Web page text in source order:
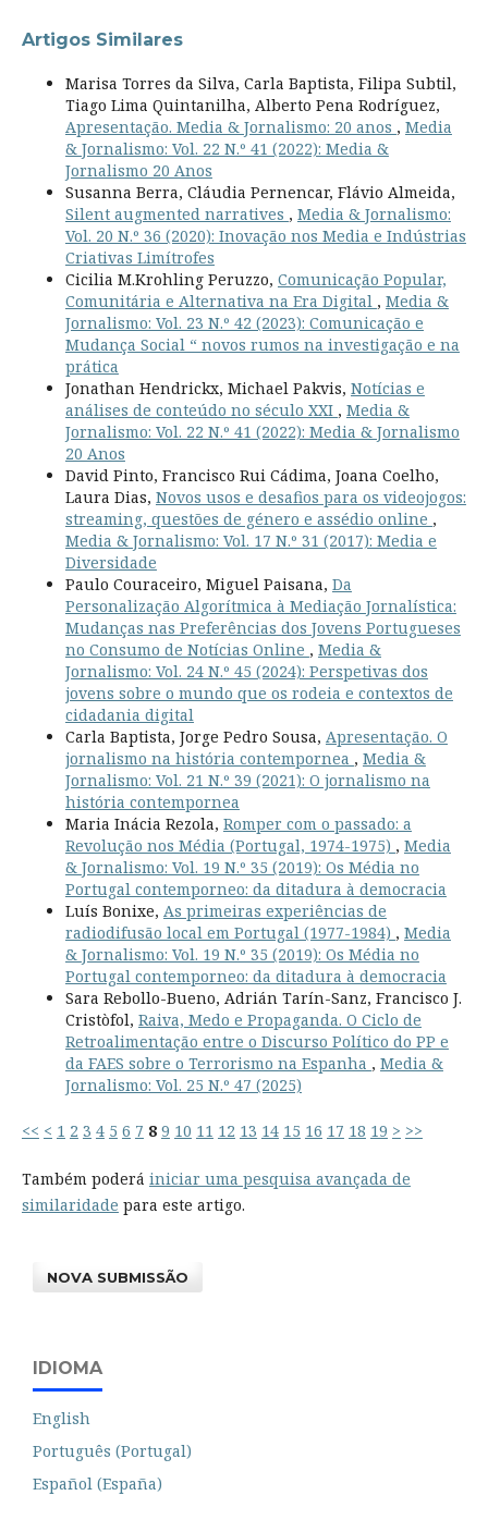
Artigos Similares
Marisa Torres da Silva, Carla Baptista, Filipa Subtil,
Tiago Lima Quintanilha, Alberto Pena Rodríguez,
Apresentação. Media & Jornalismo: 20 anos , Media
& Jornalismo: Vol. 22 N.º 41 (2022): Media &
Jornalismo 20 Anos
Susanna Berra, Cláudia Pernencar, Flávio Almeida,
Silent augmented narratives , Media & Jornalismo:
Vol. 20 N.º 36 (2020): Inovação nos Media e Indústrias
Criativas Limítrofes
Cicilia M.Krohling Peruzzo, Comunicação Popular,
Comunitária e Alternativa na Era Digital , Media &
Jornalismo: Vol. 23 N.º 42 (2023): Comunicação e
Mudança Social “ novos rumos na investigação e na
prática
Jonathan Hendrickx, Michael Pakvis, Notícias e
análises de conteúdo no século XXI , Media &
Jornalismo: Vol. 22 N.º 41 (2022): Media & Jornalismo
20 Anos
David Pinto, Francisco Rui Cádima, Joana Coelho,
Laura Dias, Novos usos e desafios para os videojogos:
streaming, questões de género e assédio online ,
Media & Jornalismo: Vol. 17 N.º 31 (2017): Media e
Diversidade
Paulo Couraceiro, Miguel Paisana, Da
Personalização Algorítmica à Mediação Jornalística:
Mudanças nas Preferências dos Jovens Portugueses
no Consumo de Notícias Online , Media &
Jornalismo: Vol. 24 N.º 45 (2024): Perspetivas dos
jovens sobre o mundo que os rodeia e contextos de
cidadania digital
Carla Baptista, Jorge Pedro Sousa, Apresentação. O
jornalismo na história contempornea , Media &
Jornalismo: Vol. 21 N.º 39 (2021): O jornalismo na
história contempornea
Maria Inácia Rezola, Romper com o passado: a
Revolução nos Média (Portugal, 1974-1975) , Media
& Jornalismo: Vol. 19 N.º 35 (2019): Os Média no
Portugal contemporneo: da ditadura à democracia
Luís Bonixe, As primeiras experiências de
radiodifusão local em Portugal (1977-1984) , Media
& Jornalismo: Vol. 19 N.º 35 (2019): Os Média no
Portugal contemporneo: da ditadura à democracia
Sara Rebollo-Bueno, Adrián Tarín-Sanz, Francisco J.
Cristòfol, Raiva, Medo e Propaganda. O Ciclo de
Retroalimentação entre o Discurso Político do PP e
da FAES sobre o Terrorismo na Espanha , Media &
Jornalismo: Vol. 25 N.º 47 (2025)
<< < 1 2 3 4 5 6 7 8 9 10 11 12 13 14 15 16 17 18 19 > >>
Também poderá iniciar uma pesquisa avançada de
similaridade para este artigo.
NOVA SUBMISSÃO
IDIOMA
English
Português (Portugal)
Español (España)